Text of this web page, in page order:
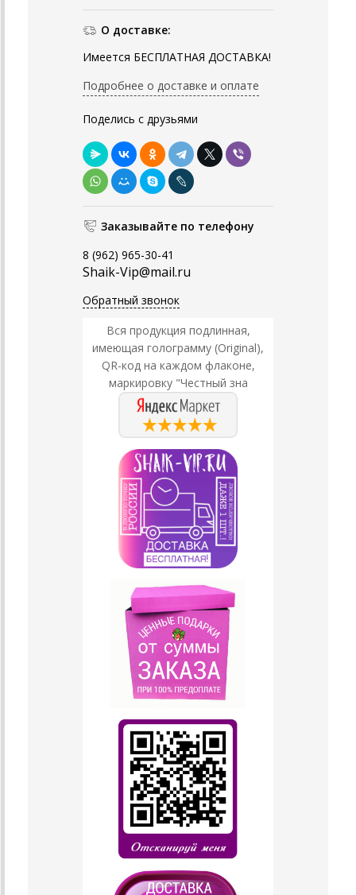
О доставке:
Имеется БЕСПЛАТНАЯ ДОСТАВКА!
Подробнее о доставке и оплате
Поделись с друзьями
Заказывайте по телефону
8 (962) 965-30-41
Shaik-Vip@mail.ru
Обратный звонок
Вся продукция подлинная,
имеющая голограмму (Original),
QR-код на каждом флаконе,
маркировку "Честный зна